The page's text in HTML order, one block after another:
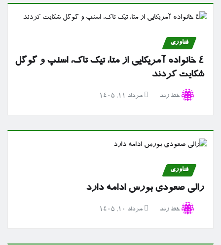
فناوری
۴ خانواده آمریکایی از متا، تیک تاک، اسنپ و گوگل
شکایت کردند
خط رند مرداد ۱۱, ۱۴۰۵
فناوری
رالی صعودی بورس ادامه دارد
خط رند مرداد ۱۰, ۱۴۰۵